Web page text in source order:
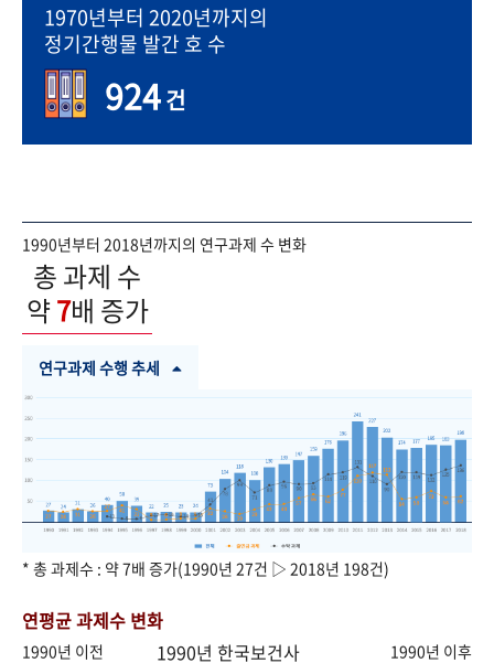
1970년부터 2020년까지의
정기간행물 발간 호 수
924건
1990년부터 2018년까지의 연구과제 수 변화
총 과제 수
약7배 증가
연구과제 수행 추세
* 총 과제수 : 약 7배 증가(1990년 27건 ▷ 2018년 198건)
연평균 과제수 변화
1990년 이전
1990년 한국보건사
1990년 이후